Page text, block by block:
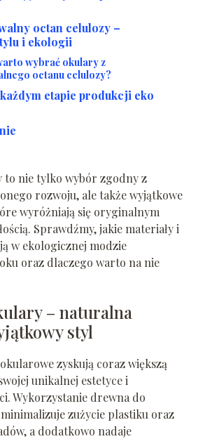
octan celulozy –
i ekologii
wybrać okulary z
octanu celulozy?
etapie produkcji eko
to nie tylko wybór zgodny z
rozwoju, ale także wyjątkowe
wyróżniają się oryginalnym
Sprawdźmy, jakie materiały i
w ekologicznej modzie
oraz dlaczego warto na nie
– naturalna
styl
zyskują coraz większą
unikalnej estetyce i
Wykorzystanie drewna do
zużycie plastiku oraz
a dodatkowo nadaje